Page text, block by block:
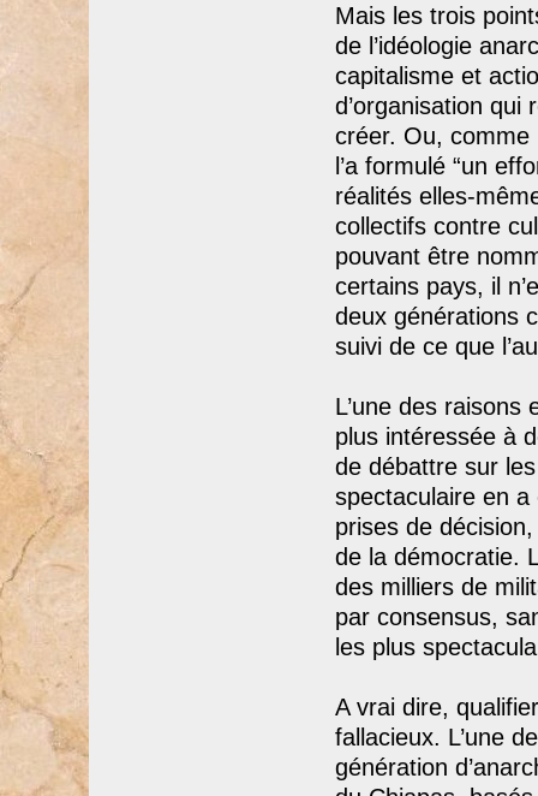
Mais les trois
de l’idéologie
capitalisme et
d’organisation qui
créer. Ou, comme
l’a formulé “un
réalités elles-
collectifs contre
pouvant être
certains pays, il
deux générations
suivi de ce que
L’une des
plus intéressée à
de débattre sur
spectaculaire en
prises de
de la démocratie.
des milliers de
par consensus,
les plus
A vrai dire,
fallacieux. L’une
génération